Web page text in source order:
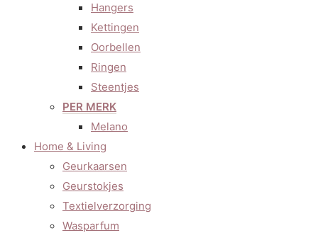
Hangers
Kettingen
Oorbellen
Ringen
Steentjes
PER MERK
Melano
Home & Living
Geurkaarsen
Geurstokjes
Textielverzorging
Wasparfum